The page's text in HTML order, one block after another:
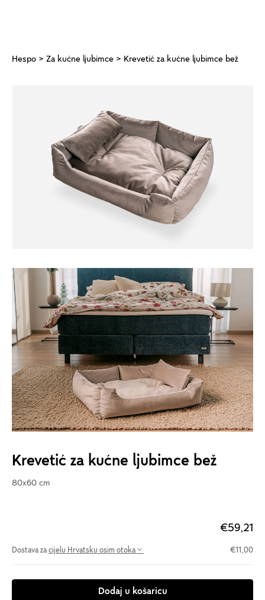
Hespo > Za kućne ljubimce > Krevetić za kućne ljubimce bež
Krevetić za kućne ljubimce bež
80x60 cm
€59,21
Dostava za cijelu Hrvatsku osim otoka €11,00
Dodaj u košaricu